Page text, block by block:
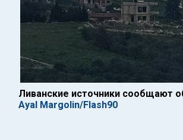
Ливанские источники сообщают
Ayal Margolin/Flash90